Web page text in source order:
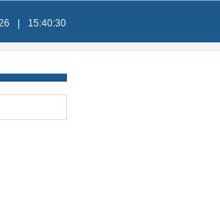
15:40:31